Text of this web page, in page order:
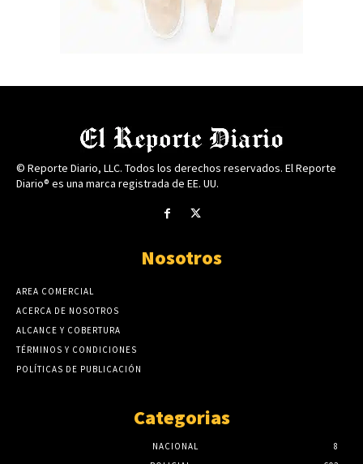
© Reporte Diario, LLC. Todos los derechos reservados. El Reporte
Diario® es una marca registrada de EE. UU.
Nosotros
AREA COMERCIAL
ACERCA DE NOSOTROS
ALCANCE Y COBERTURA
TÉRMINOS Y CONDICIONES
POLÍTICAS DE PUBLICACIÓN
Categorias
NACIONAL
8